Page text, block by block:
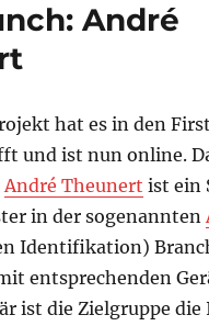
André
hat es in den
und ist nun online.
André Theunert ist ein
in der sogenannten
Identifikation)
entsprechenden
ist die Zielgruppe